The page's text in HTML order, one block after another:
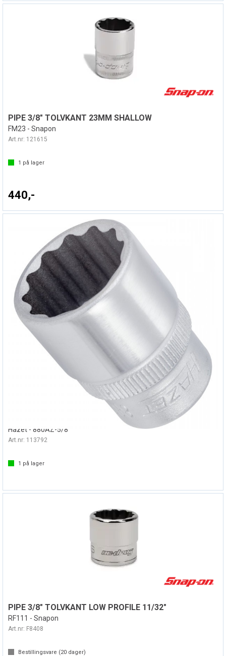
PIPE 3/8" TOLVKANT 23MM SHALLOW
FM23 - Snapon
Art.nr: 121615
1 på lager
440,-
Hazet - 880AZ-5/8
Art.nr: 113792
1 på lager
PIPE 3/8" TOLVKANT LOW PROFILE 11/32"
RF111 - Snapon
Art.nr: F8408
Bestillingsvare (20 dager)